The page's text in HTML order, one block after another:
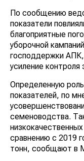
По сообщению
показатели
благоприятные
уборочной
господдержки АПК,
усиление контроля
Определенную
показателей, по
семеноводства.
сравнению с 2019
тонн, сообщают в